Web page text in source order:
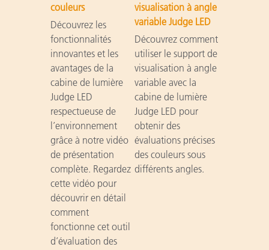
couleurs
Découvrez les
fonctionnalités
innovantes et les
avantages de la
cabine de lumière
Judge LED
respectueuse de
l’environnement
grâce à notre vidéo
de présentation
complète. Regardez
cette vidéo pour
découvrir en détail
comment
fonctionne cet outil
d’évaluation des
visualisation à angle
variable Judge LED
Découvrez comment
utiliser le support de
visualisation à angle
variable avec la
cabine de lumière
Judge LED pour
obtenir des
évaluations précises
des couleurs sous
différents angles.